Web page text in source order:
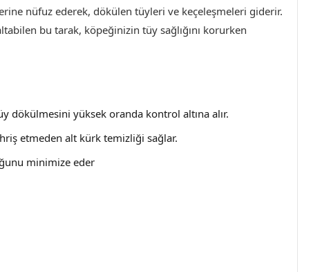
nüfuz ederek, dökülen tüyleri ve keçeleşmeleri giderir.
bu tarak, köpeğinizin tüy sağlığını korurken
dökülmesini yüksek oranda kontrol altına alır.
etmeden alt kürk temizliği sağlar.
minimize eder